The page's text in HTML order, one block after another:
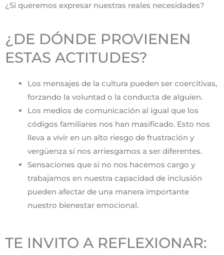
¿Si queremos expresar nuestras reales necesidades?
¿DE DÓNDE PROVIENEN
ESTAS ACTITUDES?
Los mensajes de la cultura pueden ser coercitivas,
forzando la voluntad o la conducta de alguien.
Los medios de comunicación al igual que los
códigos familiares nos han masificado. Esto nos
lleva a vivir en un alto riesgo de frustración y
vergüenza si nos arriesgamos a ser diferentes.
Sensaciones que si no nos hacemos cargo y
trabajamos en nuestra capacidad de inclusión
pueden afectar de una manera importante
nuestro bienestar emocional.
TE INVITO A REFLEXIONAR: